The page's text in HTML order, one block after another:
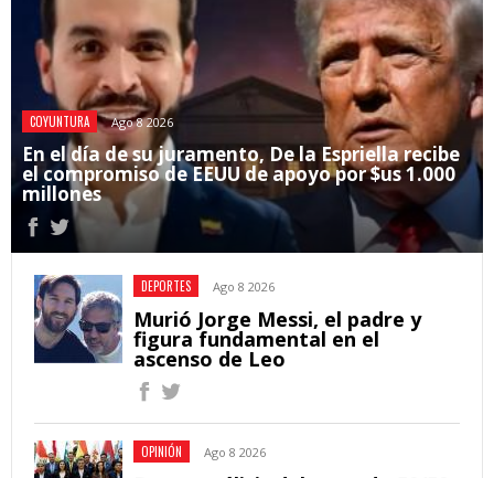
COYUNTURA Ago 8 2026
En el día de su juramento, De la Espriella recibe
el compromiso de EEUU de apoyo por $us 1.000
millones
DEPORTES Ago 8 2026
Murió Jorge Messi, el padre y
figura fundamental en el
ascenso de Leo
OPINIÓN Ago 8 2026